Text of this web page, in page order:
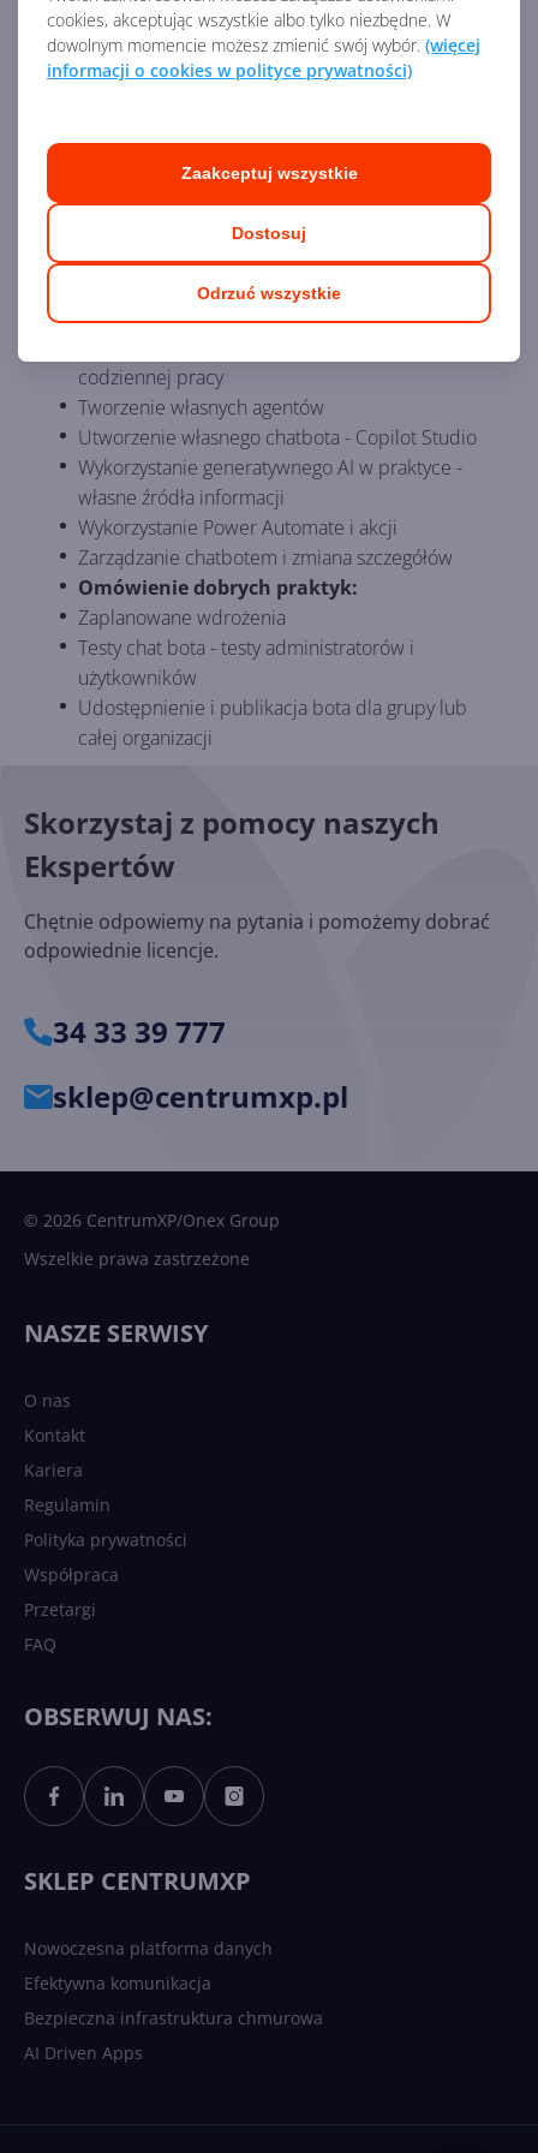
cookies, akceptując wszystkie albo tylko niezbędne. W
dowolnym momencie możesz zmienić swój wybór. (więcej
informacji o cookies w polityce prywatności)
Odrzuć wszystkie
Dostosuj
Zaakceptuj wszystkie
głównie dla osób technicznych lub tych, które
chcą w praktyczny sposób przejść przez funkcje
Copilot Studio oraz utworzyć swojego pierwszego
Agenda szkolenia:
Wprowadzenie do usług Copilot, porównanie
Omówienie licencjonowania
codziennej pracy
Tworzenie własnych agentów
Utworzenie własnego chatbota - Copilot Studio
Wykorzystanie generatywnego AI w praktyce -
własne źródła informacji
Wykorzystanie Power Automate i akcji
Zarządzanie chatbotem i zmiana szczegółów
Omówienie dobrych praktyk:
Zaplanowane wdrożenia
Testy chat bota - testy administratorów i
użytkowników
Udostępnienie i publikacja bota dla grupy lub
całej organizacji
Skorzystaj z pomocy naszych
Ekspertów
Chętnie odpowiemy na pytania i pomożemy dobrać
odpowiednie licencje.
34 33 39 777
sklep@centrumxp.pl
© 2026 CentrumXP/Onex Group
Wszelkie prawa zastrzeżone
NASZE SERWISY
O nas
Kontakt
Kariera
Regulamin
Polityka prywatności
Współpraca
Przetargi
FAQ
OBSERWUJ NAS:
SKLEP CENTRUMXP
Nowoczesna platforma danych
Efektywna komunikacja
Bezpieczna infrastruktura chmurowa
AI Driven Apps